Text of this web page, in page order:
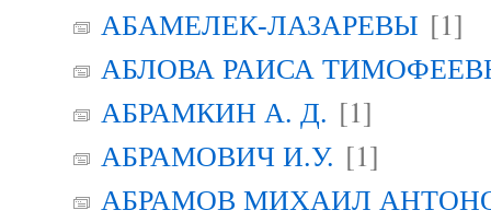
АБАМЕЛЕК-ЛАЗАРЕВЫ [1]
АБЛОВА РАИСА
АБРАМКИН А. Д. [1]
АБРАМОВИЧ И.У. [1]
АБРАМОВ МИХАИЛ